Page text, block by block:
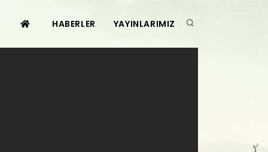
HABERLER YAYINLARIMIZ